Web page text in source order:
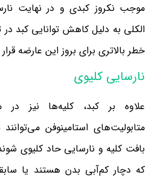
موجب نکروز کبدی و در نهایت
الکلی به دلیل کاهش توانایی کبد
خطر بالاتری برای بروز این عارضه قرار
نارسایی کلیوی
علاوه بر کبد، کلیه‌ها نیز
متابولیت‌های استامینوفن
بافت کلیه و نارسایی حاد کلیوی
که دچار کم‌آبی بدن هستند یا